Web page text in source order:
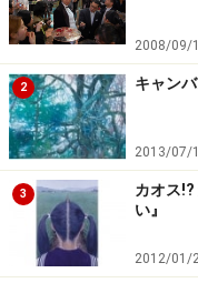
つかうのですね！
※記事内容は執筆時点の
い。
2008/09/
2 キャン
2013/07/
3
カオス
い』
2012/01/